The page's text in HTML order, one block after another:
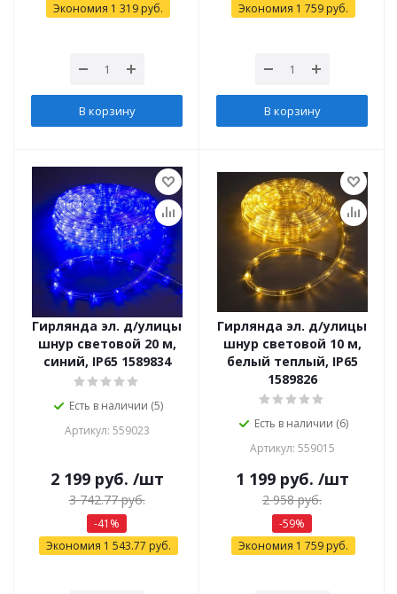
Экономия 1 319 руб.
В корзину
Экономия 1 759 руб.
В корзину
Гирлянда эл. д/улицы
шнур световой 20 м,
синий, IP65 1589834
Есть в наличии (5)
Артикул: 559023
2 199руб. /шт
3 742.77руб.
-41 %
Экономия 1 543.77 руб.
Гирлянда эл. д/улицы
шнур световой 10 м,
белый теплый, IP65
1589826
Есть в наличии (6)
Артикул: 559015
1 199руб. /шт
2 958руб.
-59%
Экономия 1 759 руб.